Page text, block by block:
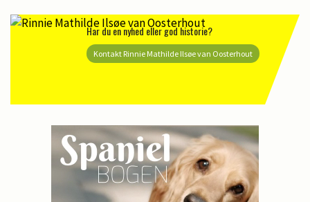
Har du en nyhed eller god historie?
Kontakt Rinnie Mathilde Ilsøe van Oosterhout